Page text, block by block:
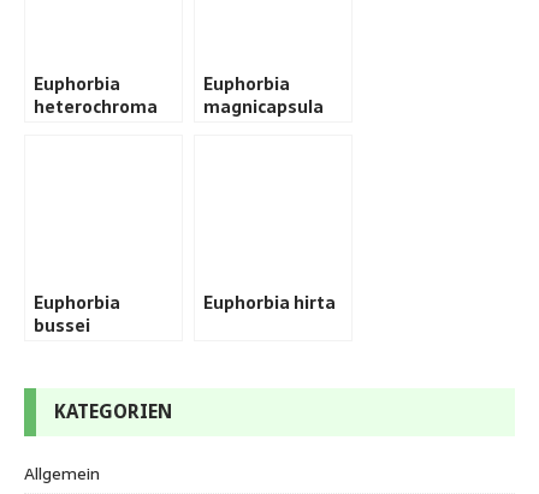
Euphorbia
heterochroma
Euphorbia
magnicapsula
Euphorbia
bussei
Euphorbia hirta
KATEGORIEN
Allgemein